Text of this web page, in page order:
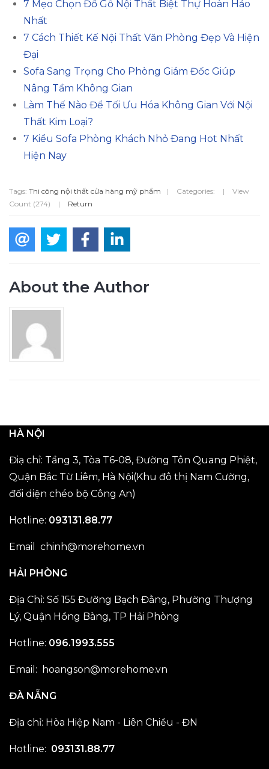
7 Mẹo Chọn Đồ Gỗ Nội Thất Biệt Thự Hoàn Hảo
Nhất
7 Cách Thiết Kế Nội Thất Văn Phòng Đẹp Và Hiện
Đại
Sofa Sang Trọng Cho Phòng Giám Đốc Giúp
Nâng Tầm Không Gian
Làm Thế Nào Để Tối Ưu Hóa Không Gian Với Nội
Thất Kim Loại?
7 Kiểu Sofa Phòng Khách Nhỏ Đang Hot Nhất
Hiện Nay
Tags: Thi công nội thất cửa hàng mỹ phẩm | Categories: |
View
Count (274)
| Return
About the Author
HÀ NỘI
Điạ chỉ: Tầng 3, Tòa T6-08, Đường Tôn Quang Phiệt,
Quận Bắc Từ Liêm, Hà Nội(Khu đô thị Nam Cường,
đối diện chéo bộ Công An)
Hotline: 093131.88.77
Email chinh@morehome.vn
HẢI PHÒNG
Địa Chỉ: Số 155 Đường Bạch Đằng, Phường Thượng
Lý, Quận Hồng Bàng, TP Hải Phòng
Hotline: 096.1993.555
Email: hoangson@morehome.vn
ĐÀ NẴNG
Địa chỉ: Hòa Hiệp Nam - Liên Chiều - ĐN
Hotline: 093131.88.77